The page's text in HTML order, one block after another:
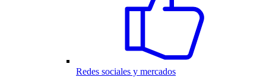
Redes sociales y mercados